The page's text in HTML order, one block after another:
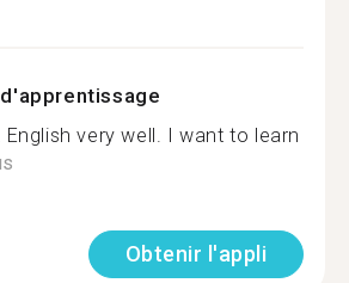
very well. I want to learn
Obtenir l'appli